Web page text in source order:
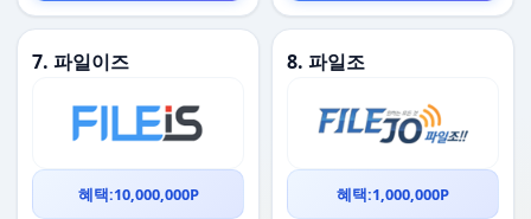
7. 파일이즈
혜택:10,000,000P
8. 파일조
혜택:1,000,000P